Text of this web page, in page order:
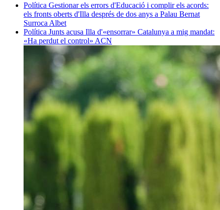
Política Gestionar els errors d'Educació i complir els acords:
els fronts oberts d'Illa després de dos anys a Palau Bernat
Surroca Albet
Política Junts acusa Illa d'«ensorrar» Catalunya a mig mandat:
«Ha perdut el control» ACN